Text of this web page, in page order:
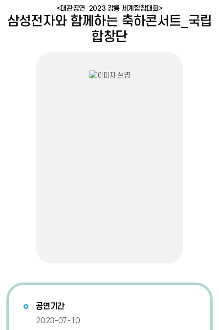
<대관공연_2023 강릉 세계합창대회>
삼성전자와 함께하는 축하콘서트_국립
합창단
공연기간
2023-07-10